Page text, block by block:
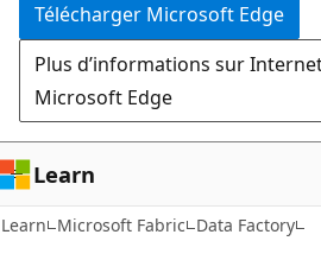
Télécharger Microsoft Edge
Plus d’informations sur
Microsoft Edge
Learn
Learn Microsoft Fabric Data Factory